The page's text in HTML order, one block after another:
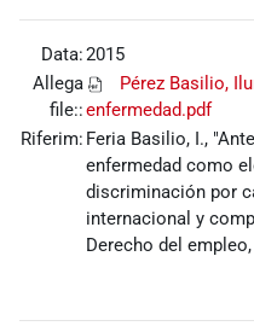
Data:2015
Allega
file::
Pérez Basilio,
enfermedad.pdf
Riferim: Feria Basilio, I.,
enfermedad como
discriminación por
internacional y
Derecho del